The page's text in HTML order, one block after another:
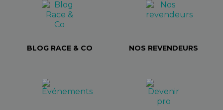
BLOG RACE & CO NOS REVENDEURS